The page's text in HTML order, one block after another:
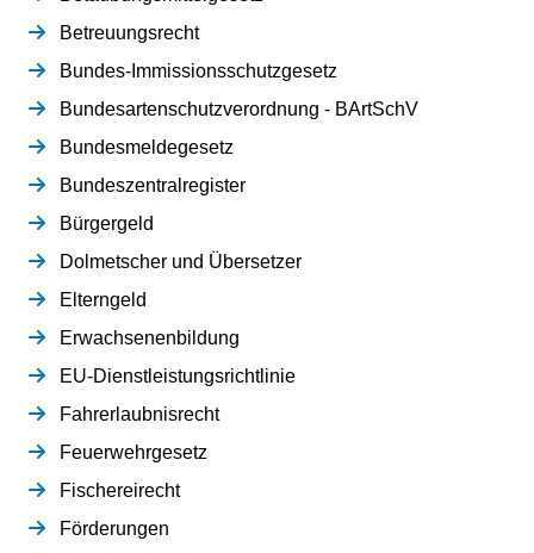
Betreuungsrecht
Bundes-Immissionsschutzgesetz
Bundesartenschutzverordnung - BArtSchV
Bundesmeldegesetz
Bundeszentralregister
Bürgergeld
Dolmetscher und Übersetzer
Elterngeld
Erwachsenenbildung
EU-Dienstleistungsrichtlinie
Fahrerlaubnisrecht
Feuerwehrgesetz
Fischereirecht
Förderungen